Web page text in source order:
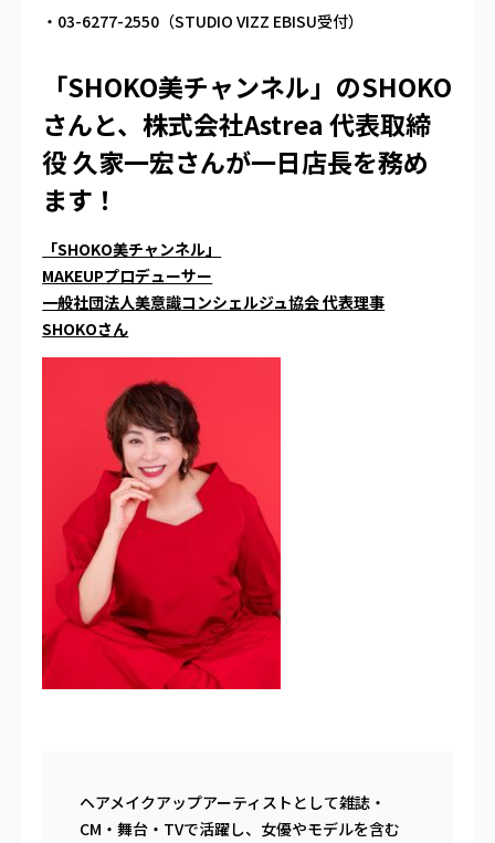
・03-6277-2550（STUDIO VIZZ EBISU受付）
「SHOKO美チャンネル」のSHOKO
さんと、株式会社Astrea 代表取締
役 久家一宏さんが一日店長を務め
ます！
「SHOKO美チャンネル」
MAKEUPプロデューサー
一般社団法人美意識コンシェルジュ協会 代表理事
SHOKOさん
ヘアメイクアップアーティストとして雑誌・
CM・舞台・TVで活躍し、女優やモデルを含む